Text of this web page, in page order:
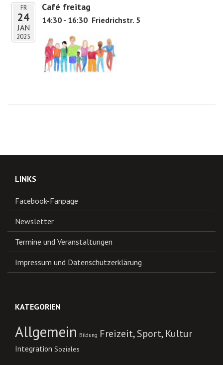
FR
24
JAN
2025
Café freitag
14:30 - 16:30 Friedrichstr. 5
LINKS
Facebook-Fanpage
Newsletter
Termine und Veranstaltungen
Impressum und Datenschutzerklärung
KATEGORIEN
Allgemein Bildung Freizeit, Sport, Kultur
Integration Soziales